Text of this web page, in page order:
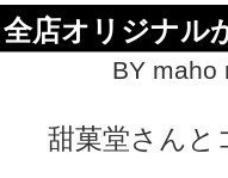
全店オリジナル
BY maho
甜菓堂さんと